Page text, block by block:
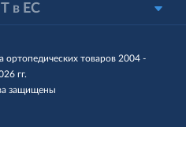
ортопедических товаров 2004 -
гг.
защищены
в ЕС